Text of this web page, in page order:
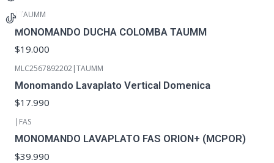
| TAUMM
MONOMANDO DUCHA COLOMBA TAUMM
$19.000
MLC2567892202|TAUMM
Monomando Lavaplato Vertical Domenica
$17.990
| FAS
MONOMANDO LAVAPLATO FAS ORION+ (MCPOR)
$39.990